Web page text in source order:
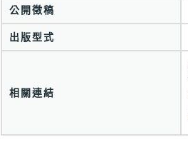
公開徵稿
出版型式
相關連結